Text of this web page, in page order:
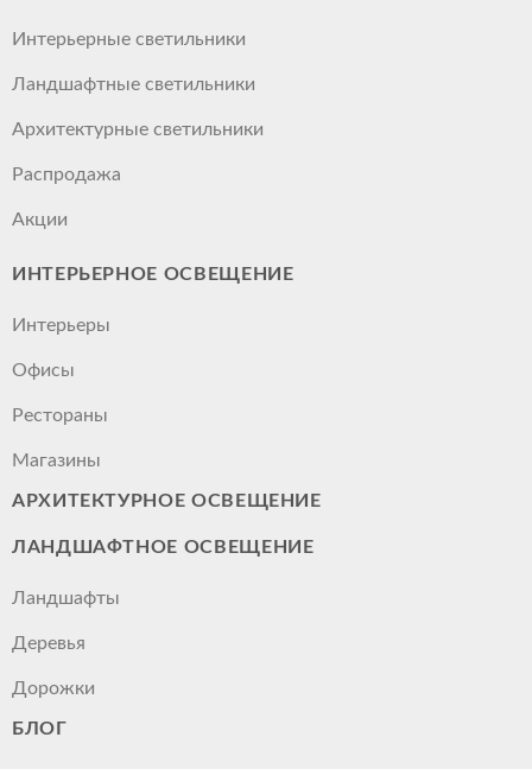
Интерьерные светильники
Ландшафтные светильники
Архитектурные светильники
Распродажа
Акции
ИНТЕРЬЕРНОЕ ОСВЕЩЕНИЕ
Интерьеры
Офисы
Рестораны
Магазины
АРХИТЕКТУРНОЕ ОСВЕЩЕНИЕ
ЛАНДШАФТНОЕ ОСВЕЩЕНИЕ
Ландшафты
Деревья
Дорожки
БЛОГ